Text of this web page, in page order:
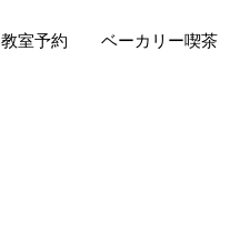
教室予約 ベーカリー喫茶